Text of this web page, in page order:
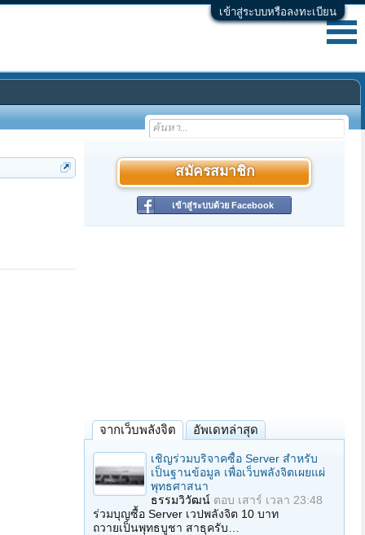
เข้าสู่ระบบหรือลงทะเบียน
สมัครสมาชิก
เข้าสู่ระบบด้วย Facebook
จากเว็บพลังจิต อัพเดทล่าสุด
เชิญร่วมบริจาคซื้อ Server สำหรับ
เป็นฐานข้อมูล เพื่อเว็บพลังจิตเผยแผ่
พุทธศาสนา
ธรรมวิวัฒน์ ตอบ เสาร์ เวลา 23:48
ร่วมบุญซื้อ Server เวปพลังจิต 10 บาท
ถวายเป็นพุทธบูชา สาธุครับ…